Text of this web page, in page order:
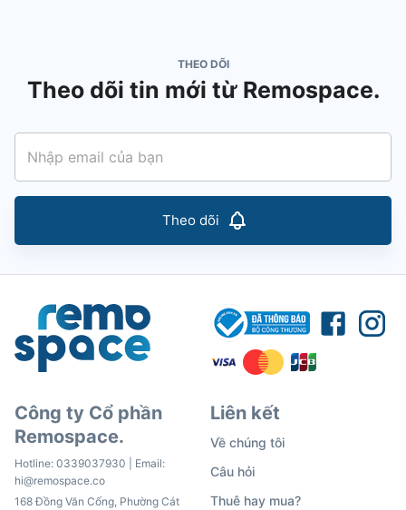
THEO DÕI
Theo dõi tin mới từ Remospace.
Theo dõi
Công ty Cổ phần
Remospace.
Hotline: 0339037930 | Email:
hi@remospace.co
168 Đồng Văn Cống, Phường Cát
Liên kết
Về chúng tôi
Câu hỏi
Thuê hay mua?